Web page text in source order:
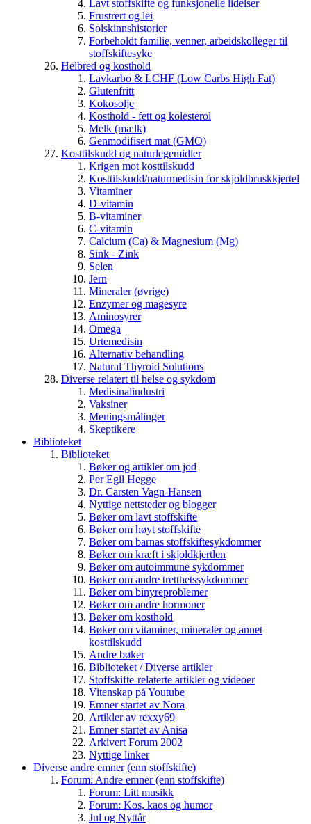
Lavt stoffskifte og funksjonelle lidelser
Frustrert og lei
Solskinnshistorier
Forbeholdt familie, venner, arbeidskolleger til
stoffskiftesyke
Helbred og kosthold
Lavkarbo & LCHF (Low Carbs High Fat)
Glutenfritt
Kokosolje
Kosthold - fett og kolesterol
Melk (mælk)
Genmodifisert mat (GMO)
Kosttilskudd og naturlegemidler
Krigen mot kosttilskudd
Kosttilskudd/naturmedisin for skjoldbruskkjertel
Vitaminer
D-vitamin
B-vitaminer
C-vitamin
Calcium (Ca) & Magnesium (Mg)
Sink - Zink
Selen
Jern
Mineraler (øvrige)
Enzymer og magesyre
Aminosyrer
Omega
Urtemedisin
Alternativ behandling
Natural Thyroid Solutions
Diverse relatert til helse og sykdom
Medisinalindustri
Vaksiner
Meningsmålinger
Skeptikere
Biblioteket
Biblioteket
Bøker og artikler om jod
Per Egil Hegge
Dr. Carsten Vagn-Hansen
Nyttige nettsteder og blogger
Bøker om lavt stoffskifte
Bøker om høyt stoffskifte
Bøker om barnas stoffskiftesykdommer
Bøker om kræft i skjoldkjertlen
Bøker om autoimmune sykdommer
Bøker om andre tretthetssykdommer
Bøker om binyreproblemer
Bøker om andre hormoner
Bøker om kosthold
Bøker om vitaminer, mineraler og annet
kosttilskudd
Andre bøker
Biblioteket / Diverse artikler
Stoffskifte-relaterte artikler og videoer
Vitenskap på Youtube
Emner startet av Nora
Artikler av rexxy69
Emner startet av Anisa
Arkivert Forum 2002
Nyttige linker
Diverse andre emner (enn stoffskifte)
Forum: Andre emner (enn stoffskifte)
Forum: Litt musikk
Forum: Kos, kaos og humor
Jul og Nyttår